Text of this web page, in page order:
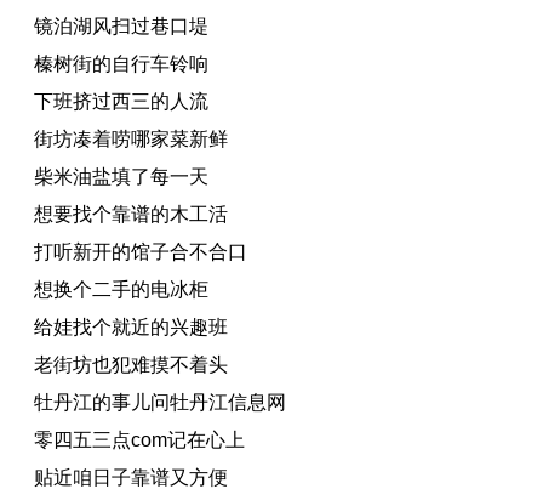
镜泊湖风扫过巷口堤
榛树街的自行车铃响
下班挤过西三的人流
街坊凑着唠哪家菜新鲜
柴米油盐填了每一天
想要找个靠谱的木工活
打听新开的馆子合不合口
想换个二手的电冰柜
给娃找个就近的兴趣班
老街坊也犯难摸不着头
牡丹江的事儿问牡丹江信息网
零四五三点com记在心上
贴近咱日子靠谱又方便